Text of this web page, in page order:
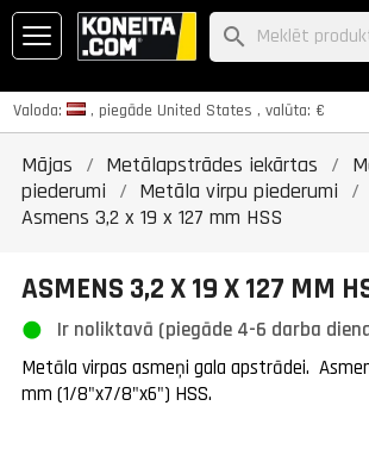
Valoda: , piegāde United States , valūta: €
search
Mājas Metālapstrādes iekārtas
piederumi
Metāla virpu piederumi
Asmens 3,2 x 19 x 127 mm HSS
ASMENS 3,2 X 19 X 127 MM
Ir noliktavā (piegāde 4-6 darba
Metāla virpas asmeņi gala apstrādei.
mm (1/8"x7/8"x6") HSS.